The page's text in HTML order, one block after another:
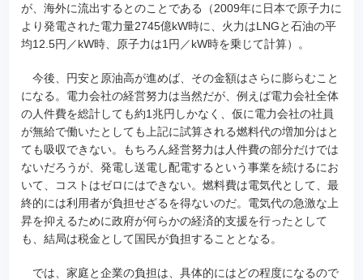
が、海外に流出するとのことである（2009年に日本で原子力に
より発電された電力量2745億kW時に、火力はLNGと石油の平
均12.5円／kW時、原子力は1円／kW時を乗じて計算）。
今後、円安と原油高が進めば、その金額はさらに膨らむこと
になる。電力会社の経営努力は当然だが、例えば電力会社全体
の人件費を総計しても約1兆円しかなく、仮に電力会社の社員
が無給で働いたとしても上記に試算される燃料代の増加分はと
ても吸収できない。もちろん経営努力は人件費の部分だけでは
ないだろうが、発電し送電し配電するという事業を続けるにお
いて、コストはゼロにはできない。燃料費は電気代として、最
終的には利用者が負担せざるを得ないのだ。電気代の急激な上
昇を抑えるために政府が何らかの経済的支援を行ったとして
も、結局は税金として国民が負担することとなる。
では、家庭と企業の負担は、具体的にはどの程度になるので